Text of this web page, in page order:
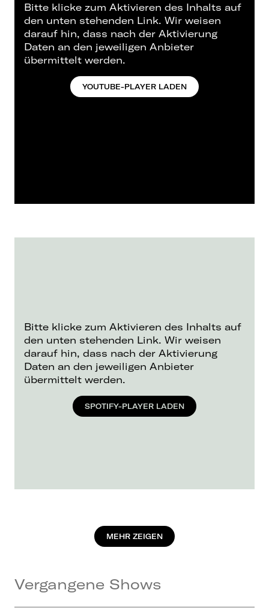
Bitte klicke zum Aktivieren des Inhalts auf
den unten stehenden Link. Wir weisen
darauf hin, dass nach der Aktivierung
Daten an den jeweiligen Anbieter
übermittelt werden.
YOUTUBE-PLAYER LADEN
Bitte klicke zum Aktivieren des Inhalts auf
den unten stehenden Link. Wir weisen
darauf hin, dass nach der Aktivierung
Daten an den jeweiligen Anbieter
übermittelt werden.
SPOTIFY-PLAYER LADEN
MEHR ZEIGEN
Vergangene Shows